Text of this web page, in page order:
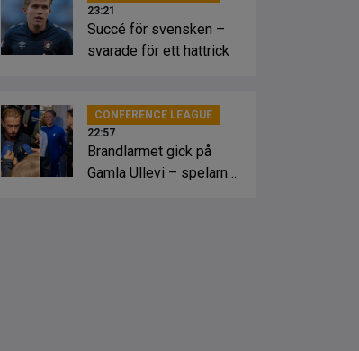
23:21
Succé för svensken –
svarade för ett hattrick
CONFERENCE LEAGUE
22:57
Brandlarmet gick på
Gamla Ullevi – spelarna